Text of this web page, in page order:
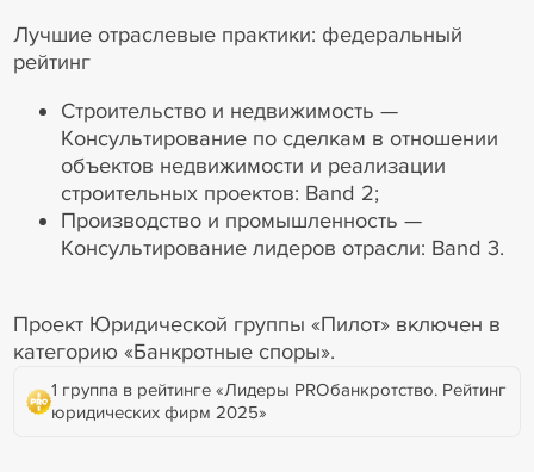
Лучшие отраслевые практики: федеральный
рейтинг
Строительство и недвижимость —
Консультирование по сделкам в отношении
объектов недвижимости и реализации
строительных проектов: Band 2;
Производство и промышленность —
Консультирование лидеров отрасли: Band 3.
Проект Юридической группы «Пилот» включен в
категорию «Банкротные споры».
1 группа в рейтинге «Лидеры PROбанкротство. Рейтинг
юридических фирм 2025»